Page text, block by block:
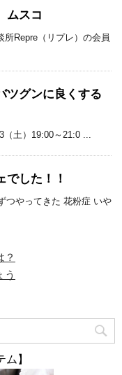
ムスコ
Repre（リプレ）の会員
ツグンに良くする
土）19:00～21:0 ...
でした！！
つやってきた 花粉症 いや
？
う
】